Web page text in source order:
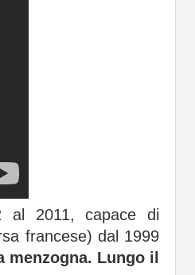
al 2011, capace di
francese) dal 1999
menzogna. Lungo il